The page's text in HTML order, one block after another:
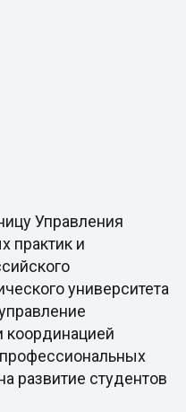
Управления
практик и
университета
координацией
развитие студентов